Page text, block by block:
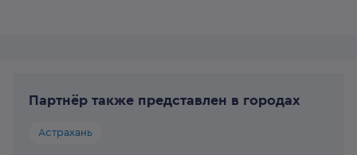
Партнёр также представлен в городах
Астрахань